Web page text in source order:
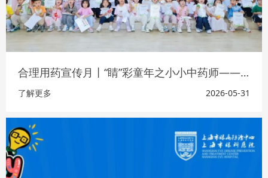
合理用药宣传月丨“睛”彩童年之小小中药师——探秘本草，守护明眸成长
了解更多 2026-05-31